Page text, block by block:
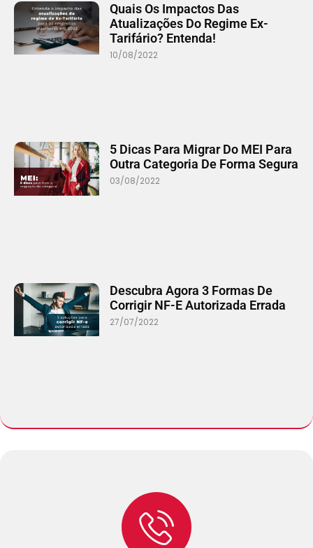
Quais Os Impactos Das
Atualizações Do Regime Ex-
Tarifário? Entenda!
10/08/2022
5 Dicas Para Migrar Do MEI Para
Outra Categoria De Forma Segura
03/08/2022
Descubra Agora 3 Formas De
Corrigir NF-E Autorizada Errada
27/07/2022